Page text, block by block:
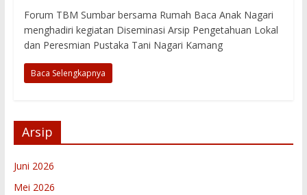
Forum TBM Sumbar bersama Rumah Baca Anak Nagari
menghadiri kegiatan Diseminasi Arsip Pengetahuan Lokal
dan Peresmian Pustaka Tani Nagari Kamang
Baca Selengkapnya
Arsip
Juni 2026
Mei 2026